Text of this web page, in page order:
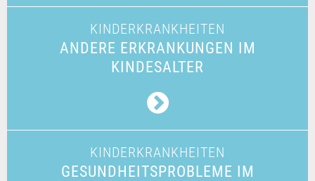
KINDERKRANKHEITEN
ANDERE ERKRANKUNGEN IM
KINDESALTER
KINDERKRANKHEITEN
GESUNDHEITSPROBLEME IM